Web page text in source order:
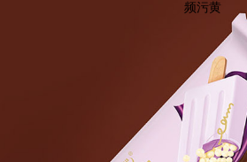
频污黄